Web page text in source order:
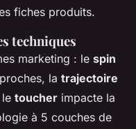
fiches produits.
techniques
marketing : le spin
la trajectoire
toucher impacte la
à 5 couches de